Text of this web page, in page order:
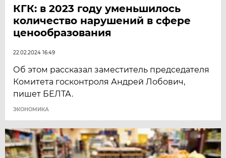
КГК: в 2023 году уменьшилось
количество нарушений в сфере
ценообразования
22.02.2024 16:49
Об этом рассказал заместитель председателя
Комитета госконтроля Андрей Лобович,
пишет БЕЛТА.
ЭКОНОМИКА